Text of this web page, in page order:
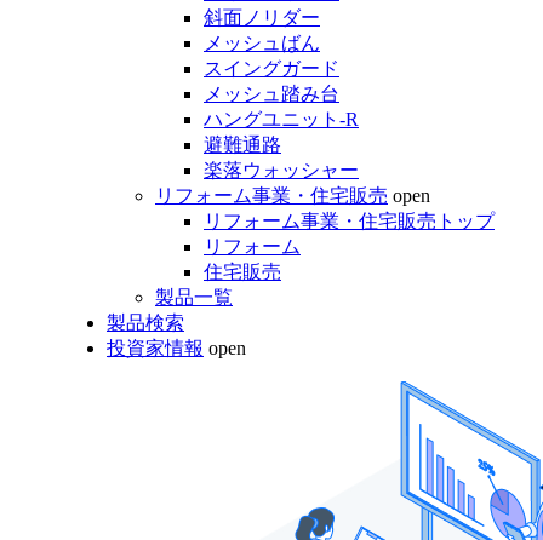
斜面ノリダー
メッシュばん
スイングガード
メッシュ踏み台
ハングユニット-R
避難通路
楽落ウォッシャー
リフォーム事業・住宅販売 open
リフォーム事業・住宅販売トップ
リフォーム
住宅販売
製品一覧
製品検索
投資家情報 open